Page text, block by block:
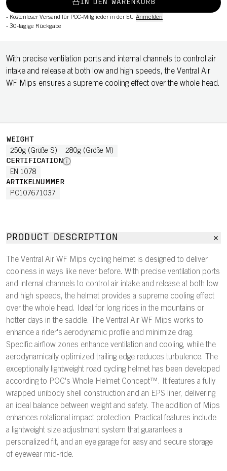
IN DEN WARENKORB
- Kostenloser Versand für POC-Mitglieder in der EU Anmelden
- 30-tägige Rückgabe
With precise ventilation ports and internal channels to control air
intake and release at both low and high speeds, the Ventral Air
WF Mips ensures a supreme cooling effect over the whole head.
WEIGHT
250g (Größe S) 280g (Größe M)
CERTIFICATION
EN 1078
ARTIKELNUMMER
PC107671037
PRODUCT DESCRIPTION
The Ventral Air WF Mips cycling helmet is designed to deliver
coolness in ways like never before. With precise ventilation ports
and internal channels to control air intake and release at both low
and high speeds, the helmet provides a supreme cooling effect
over the whole head. Ideal for long rides in the mountains or
hotter days in the saddle. The Ventral Air WF Mips works to
enhance a rider's aerodynamic profile and minimize drag.
Specific airflow zones enhance ventilation and cooling, while the
aerodynamically optimized trailing edge reduces turbulence. The
exceptionally lightweight road cycling helmet has been developed
according to POC's Whole Helmet Concept™. It features a fully
wrapped unibody shell construction and an EPS liner, delivering
an ideal balance between weight and safety. The addition of Mips
enhances rotational impact protection. Practical features include
a lightweight size adjustment system that guarantees a
personalized fit, and an eye garage for easy and secure storage
of eyewear mid-ride.